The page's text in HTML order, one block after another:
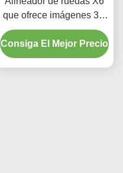
que ofrece imágenes 3D
inteligentes, pantallas
dobles y seguimiento en
tiempo real para el
Consiga El Mejor Precio